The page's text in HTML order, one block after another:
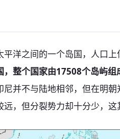
洋之间的一个岛国，人口上
，整个国家由17508个岛屿
尼并不与陆地相邻，但在明
，但分裂势力却十分少，这